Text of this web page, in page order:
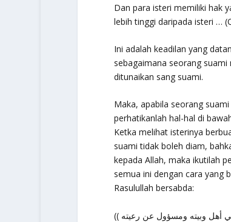
Dan para isteri memiliki hak
lebih tinggi daripada isteri …
Ini adalah keadilan yang
sebagaimana seorang
ditunaikan sang suami.
Maka, apabila seorang
perhatikanlah hal-hal di
Ketka melihat isterinya
suami tidak boleh diam,
kepada Allah, maka ikutilah
semua ini dengan cara yang
Rasulullah bersabda: